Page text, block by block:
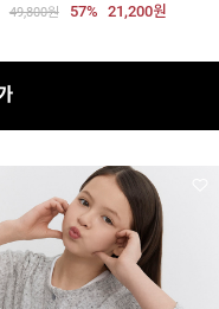
49,800원 57% 21,200원